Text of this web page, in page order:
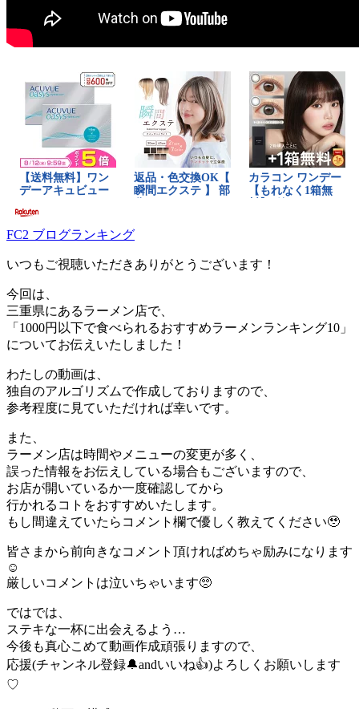
FC2 ブログランキング
いつもご視聴いただきありがとうございます！
今回は、
三重県にあるラーメン店で、
「1000円以下で食べられるおすすめラーメンランキング10」
についてお伝えいたしました！
わたしの動画は、
独自のアルゴリズムで作成しておりますので、
参考程度に見ていただければ幸いです。
また、
ラーメン店は時間やメニューの変更が多く、
誤った情報をお伝えしている場合もございますので、
お店が開いているか一度確認してから
行かれるコトをおすすめいたします。
もし間違えていたらコメント欄で優しく教えてください🥹
皆さまから前向きなコメント頂ければめちゃ励みになります
☺️
厳しいコメントは泣いちゃいます🥺
ではでは、
ステキな一杯に出会えるよう…
今後も真心こめて動画作成頑張りますので、
応援(チャンネル登録🔔andいいね👍)よろしくお願いします
♡︎